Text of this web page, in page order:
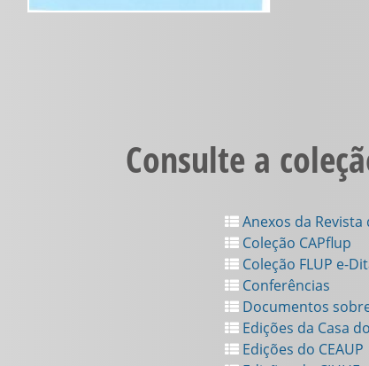
Consulte a
Anexos da Revista
Coleção CAPflup
Coleção FLUP e-
Conferências
Documentos
Edições da Casa
Edições do CEAUP